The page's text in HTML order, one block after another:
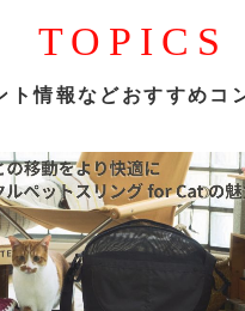
TOPICS
ト情報などおすすめコ